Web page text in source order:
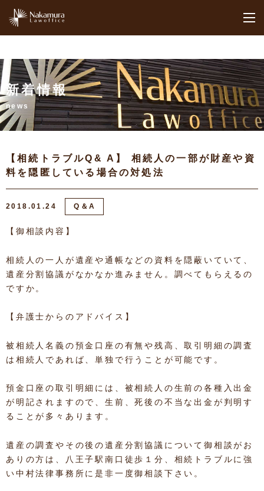
新着情報
news
【相続トラブルQ& A】 相続人の一部が財産や資
料を隠匿している場合の対処法
2018.01.24 Q＆A
【御相談内容】
相続人の一人が遺産や通帳などの資料を隠蔽いていて、
遺産分割協議がなかなか進みません。調べてもらえるの
ですか。
【弁護士からのアドバイス】
被相続人名義の預金口座の有無や残高、取引明細の調査
は相続人であれば、単独で行うことが可能です。
預金口座の取引明細には、被相続人の生前の各種入出金
が明記されますので、生前、死後の不当な出金が判明す
ることが多々あります。
遺産の調査やその後の遺産分割協議について御相談がお
ありの方は、八王子駅南口徒歩１分、相続トラブルに強
い中村法律事務所に是非一度御相談下さい。